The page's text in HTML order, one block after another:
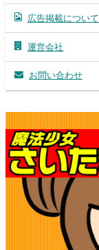
広告掲載について
運営会社
お問い合わせ